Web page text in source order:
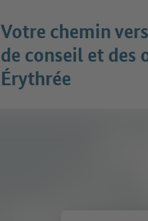
Votre chemin
de conseil et des
Érythrée